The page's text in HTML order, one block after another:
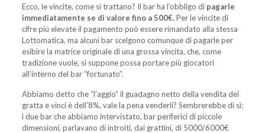
Ecco, le vincite, come si trattano? Il bar ha l’obbligo di pagarle
immediatamente se di valore fino a 500€.Per le vincite di
cifre più elevate il pagamento può essere rimandato alla stessa
Lottomatica, ma alcuni bar scelgono comunque di pagarle per
esibire la matrice originale di una grossa vincita, che, come
tradizione vuole, si suppone possa portare più giocatori
all’interno del bar “fortunato”.
Abbiamo detto che “l’aggio” il guadagno netto della vendita dei
gratta e vinci è dell’8%, vale la pena venderli? Sembrerebbe di sì:
i due bar che abbiamo intervistato, bar periferici di piccole
dimensioni, parlavano di introiti, dai grattini, di 5000/6000€